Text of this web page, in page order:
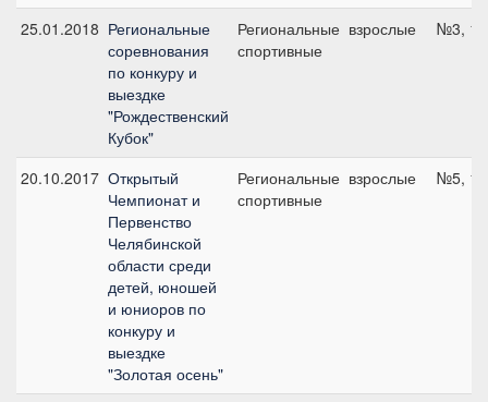
25.01.2018 Региональные
соревнования
по конкуру и
выездке
"Рождественский
Кубок"
Региональные
спортивные
взрослые №3,
20.10.2017 Открытый
Чемпионат и
Первенство
Челябинской
области среди
детей, юношей
и юниоров по
конкуру и
выездке
"Золотая осень"
Региональные
спортивные
взрослые №5,